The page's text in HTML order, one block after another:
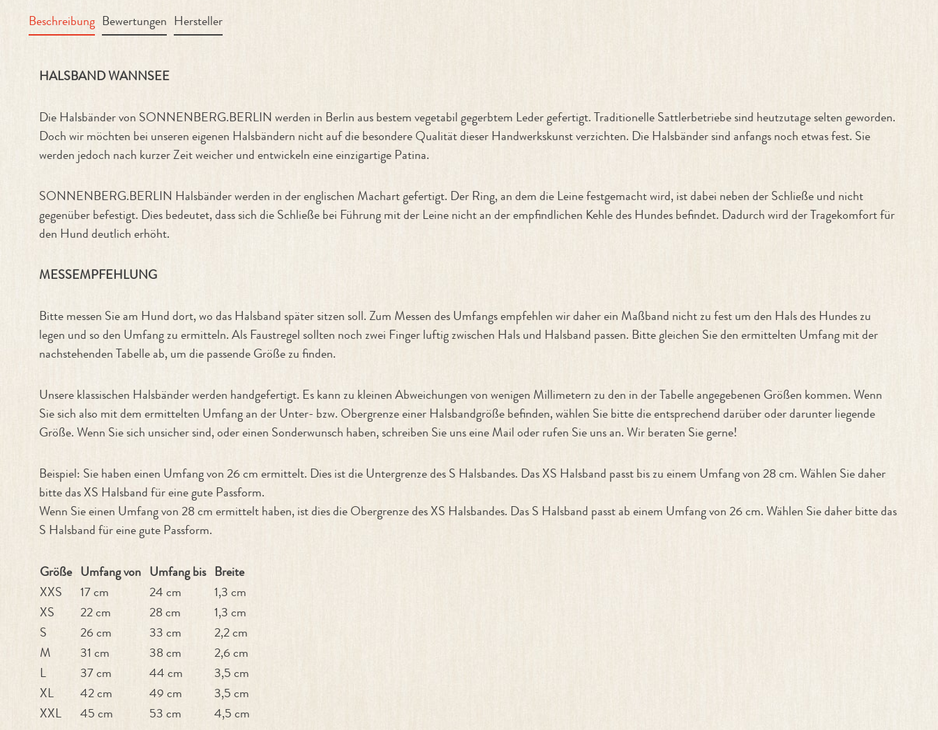
Beschreibung Bewertungen Hersteller
Produktinformationen "Halsband Wannsee"
HALSBAND WANNSEE
Die Halsbänder von SONNENBERG.BERLIN werden in Berlin aus bestem vegetabil gegerbtem Leder gefertigt. Traditionelle Sattlerbetriebe sind heutzutage selten geworden.
Doch wir möchten bei unseren eigenen Halsbändern nicht auf die besondere Qualität dieser Handwerkskunst verzichten. Die Halsbänder sind anfangs noch etwas fest. Sie
werden jedoch nach kurzer Zeit weicher und entwickeln eine einzigartige Patina.
SONNENBERG.BERLIN Halsbänder werden in der englischen Machart gefertigt. Der Ring, an dem die Leine festgemacht wird, ist dabei neben der Schließe und nicht
gegenüber befestigt. Dies bedeutet, dass sich die Schließe bei Führung mit der Leine nicht an der empfindlichen Kehle des Hundes befindet. Dadurch wird der Tragekomfort für
den Hund deutlich erhöht.
MESSEMPFEHLUNG
Bitte messen Sie am Hund dort, wo das Halsband später sitzen soll. Zum Messen des Umfangs empfehlen wir daher ein Maßband nicht zu fest um den Hals des Hundes zu
legen und so den Umfang zu ermitteln. Als Faustregel sollten noch zwei Finger luftig zwischen Hals und Halsband passen. Bitte gleichen Sie den ermittelten Umfang mit der
nachstehenden Tabelle ab, um die passende Größe zu finden.
Unsere klassischen Halsbänder werden handgefertigt. Es kann zu kleinen Abweichungen von wenigen Millimetern zu den in der Tabelle angegebenen Größen kommen. Wenn
Sie sich also mit dem ermittelten Umfang an der Unter- bzw. Obergrenze einer Halsbandgröße befinden, wählen Sie bitte die entsprechend darüber oder darunter liegende
Größe. Wenn Sie sich unsicher sind, oder einen Sonderwunsch haben, schreiben Sie uns eine Mail oder rufen Sie uns an. Wir beraten Sie gerne!
Beispiel: Sie haben einen Umfang von 26 cm ermittelt. Dies ist die Untergrenze des S Halsbandes. Das XS Halsband passt bis zu einem Umfang von 28 cm. Wählen Sie daher
bitte das XS Halsband für eine gute Passform.
Wenn Sie einen Umfang von 28 cm ermittelt haben, ist dies die Obergrenze des XS Halsbandes. Das S Halsband passt ab einem Umfang von 26 cm. Wählen Sie daher bitte das
S Halsband für eine gute Passform.
Größe Umfang von Umfang bis Breite
XXS
17 cm 24 cm
1,3 cm
XS
22 cm 28 cm
1,3 cm
S
26 cm 33 cm
2,2 cm
M
31 cm 38 cm
2,6 cm
L
37 cm 44 cm
3,5 cm
XL
42 cm 49 cm
3,5 cm
XXL
45 cm 53 cm 4,5 cm